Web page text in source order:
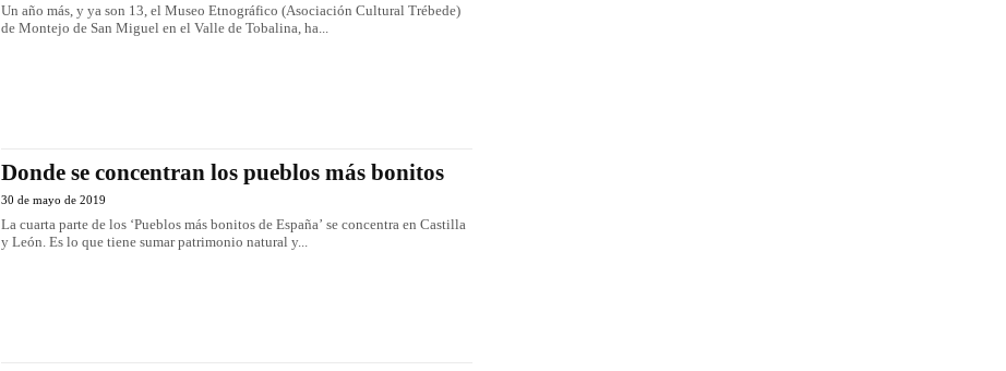
Un año más, y ya son 13, el Museo Etnográfico (Asociación Cultural Trébede)
de Montejo de San Miguel en el Valle de Tobalina, ha...
Donde se concentran los pueblos más bonitos
30 de mayo de 2019
La cuarta parte de los ‘Pueblos más bonitos de España’ se concentra en Castilla
y León. Es lo que tiene sumar patrimonio natural y...